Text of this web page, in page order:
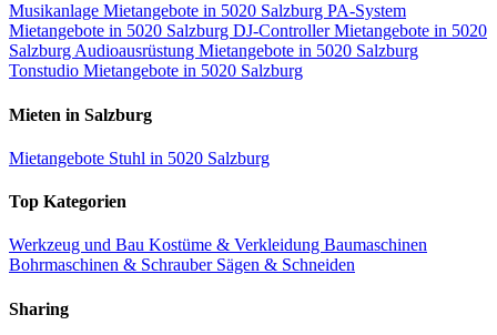
Musikanlage Mietangebote in 5020 Salzburg PA-System
Mietangebote in 5020 Salzburg DJ-Controller Mietangebote in 5020
SalzburgAudioausrüstung Mietangebote in 5020 Salzburg
Tonstudio Mietangebote in 5020 Salzburg
Mieten in Salzburg
Mietangebote Stuhl in 5020 Salzburg
Top Kategorien
Werkzeug und Bau Kostüme & Verkleidung Baumaschinen
Bohrmaschinen & Schrauber Sägen & Schneiden
Sharing